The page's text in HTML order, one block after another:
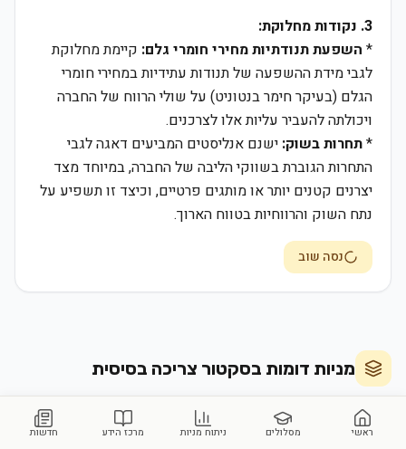
3. נקודות מחלוקת:
* השפעת תנודתיות מחירי חומרי גלם: קיימת מחלוקת
לגבי מידת ההשפעה של תנודות עתידיות במחירי חומרי
הגלם (בעיקר חימר בנטוניט) על שולי הרווח של החברה
ויכולתה להעביר עליות אלו לצרכנים.
*תחרות בשוק: ישנם אנליסטים המביעים דאגה לגבי
התחרות הגוברת בשווקי הליבה של החברה, במיוחד מצד
יצרנים קטנים יותר או מותגים פרטיים, וכיצד זו תשפיע על
נתח השוק והרווחיות בטווח הארוך.
נסה שוב
מניות דומות בסקטור צריכה בסיסית
Pricesmart Inc
Cal Maine Foods Inc ראשי מסלולים ניתוח מניות מרכז הידע חדשות